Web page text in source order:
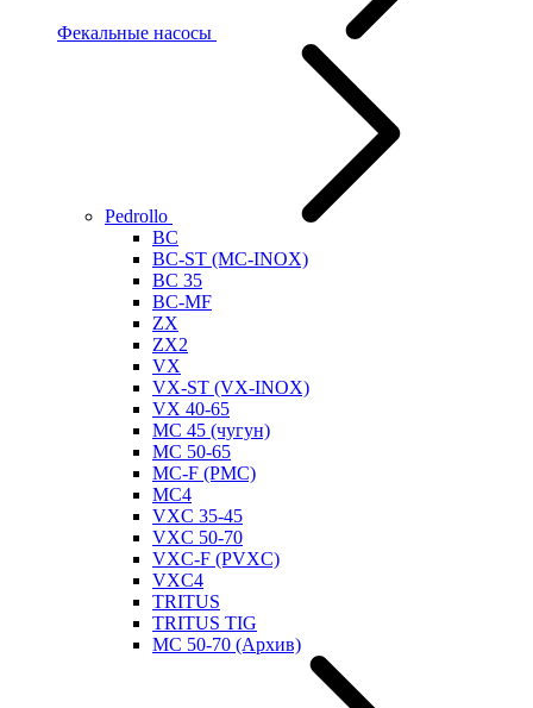
Фекальные насосы
Pedrollo
BC
BC-ST (MC-INOX)
BC 35
BC-MF
ZX
ZX2
VX
VX-ST (VX-INOX)
VX 40-65
MC 45 (чугун)
MC 50-65
MC-F (PMC)
MC4
VXC 35-45
VXC 50-70
VXC-F (PVXC)
VXC4
TRITUS
TRITUS TIG
MC 50-70 (Архив)